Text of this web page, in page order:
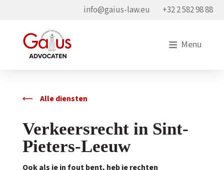
+32 2 582 98 88
info@gaius-law.eu
Menu
Alle diensten
Verkeersrecht in Sint-
Pieters-Leeuw
Ook als je in fout bent, heb je rechten